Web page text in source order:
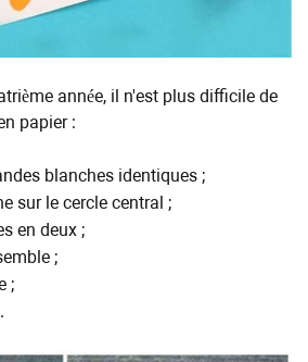
année, il n'est plus difficile de
papier :
blanches identiques ;
sur le cercle central ;
en deux ;
;
;